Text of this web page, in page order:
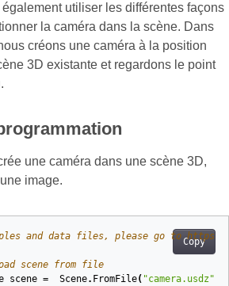
utiliser les différentes façons
la caméra dans la scène. Dans
créons une caméra à la position
3D existante et regardons le point
une caméra dans une scène 3D,
image.
Copy
and data files, please go to https://
scene from file
scene = Scene. FromFile( "camera.usdz"